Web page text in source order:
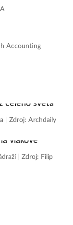
Accounting
Zdroj: Archdaily
Zdroj: Filip